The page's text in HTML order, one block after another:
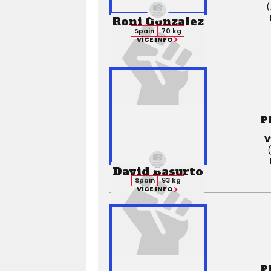
Roni Gonzalez
Spain
70 kg
VÍCE INFO
David Basurto
Spain
93 kg
VÍCE INFO